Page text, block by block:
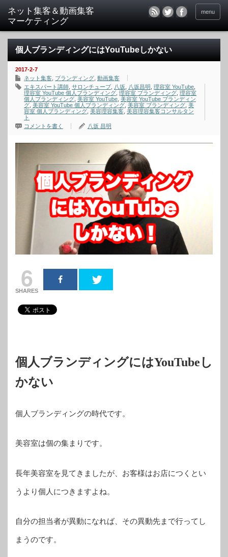
menu
個人ブランディングにはYouTubeしかない
2017-2-7
ネット集客 ブランディング 動画集客
エキスパート講師 サロンチューブ 八坂 八坂昌明 理容室 YouTube
理容室 YouTube 個人ブランディング 理容室 ブランディング 理容室
個人ブランディング 美容室 YouTube 美容室 YouTube ブランディン
グ 美容室 YouTube 個人ブランディング 美容室 ブランディング 美
容室 個人ブランディング 美容理容集客 美容理容集客コンサルタン
ト
コメントを書く
八坂 昌明
6
SHARES
個人ブランディングにはYouTube し
かない
個人ブランディングの時代です。
美容室は個の集まりです。
長年美容室を見てきましたが、お客様はお店につくとい
うより個人につきますよね。
自分の担当者が異動になれば、その異動先まで行ってし
まうのです。